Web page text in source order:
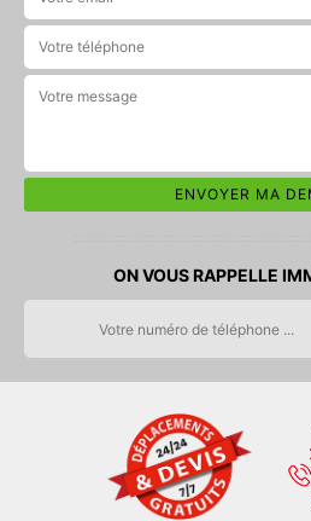
ON VOUS RAPPELLE